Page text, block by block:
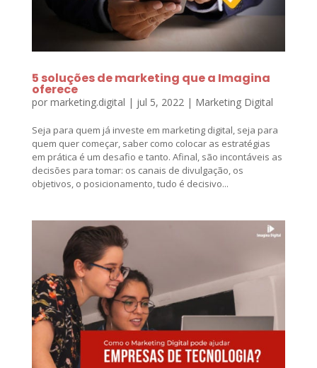
5 soluções de marketing que a Imagina
oferece
por marketing.digital | jul 5, 2022 | Marketing Digital
Seja para quem já investe em marketing digital, seja para
quem quer começar, saber como colocar as estratégias
em prática é um desafio e tanto. Afinal, são incontáveis as
decisões para tomar: os canais de divulgação, os
objetivos, o posicionamento, tudo é decisivo...